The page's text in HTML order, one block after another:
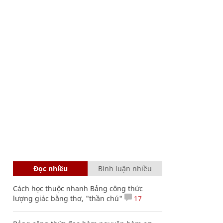
Đọc nhiều Bình luận nhiều
Cách học thuộc nhanh Bảng công thức
lượng giác bằng thơ, "thần chú"
17